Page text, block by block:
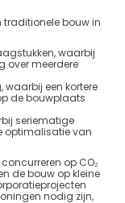
bouw in
waarbij
over meerdere
waarbij een kortere
de bouwplaats
seriematige
optimalisatie van
op CO₂
de bouw op kleine
nodig zijn,